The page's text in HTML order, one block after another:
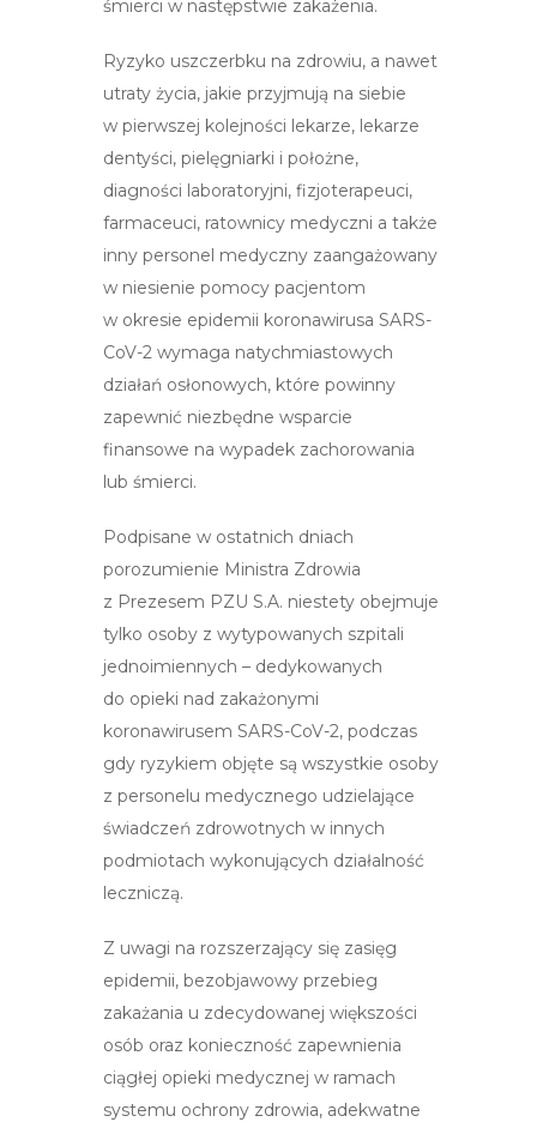
śmierci w następstwie zakażenia.
Ryzyko uszczerbku na zdrowiu, a nawet
utraty życia, jakie przyjmują na siebie
w pierwszej kolejności lekarze, lekarze
dentyści, pielęgniarki i położne,
diagności laboratoryjni, fizjoterapeuci,
farmaceuci, ratownicy medyczni a także
inny personel medyczny zaangażowany
w niesienie pomocy pacjentom
w okresie epidemii koronawirusa SARS-
CoV-2 wymaga natychmiastowych
działań osłonowych, które powinny
zapewnić niezbędne wsparcie
finansowe na wypadek zachorowania
lub śmierci.
Podpisane w ostatnich dniach
porozumienie Ministra Zdrowia
z Prezesem PZU S.A. niestety obejmuje
tylko osoby z wytypowanych szpitali
jednoimiennych – dedykowanych
do opieki nad zakażonymi
koronawirusem SARS-CoV-2, podczas
gdy ryzykiem objęte są wszystkie osoby
z personelu medycznego udzielające
świadczeń zdrowotnych w innych
podmiotach wykonujących działalność
leczniczą.
Z uwagi na rozszerzający się zasięg
epidemii, bezobjawowy przebieg
zakażania u zdecydowanej większości
osób oraz konieczność zapewnienia
ciągłej opieki medycznej w ramach
systemu ochrony zdrowia, adekwatne